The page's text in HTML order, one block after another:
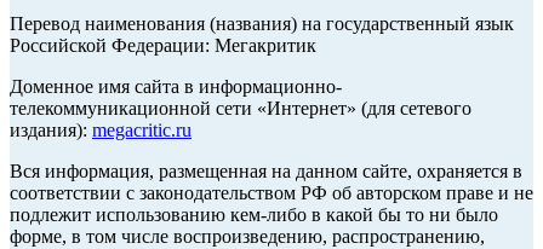
Перевод наименования (названия) на государственный язык
Российской Федерации: Мегакритик
Доменное имя сайта в информационно-
телекоммуникационной сети «Интернет» (для сетевого
издания): megacritic.ru
Вся информация, размещенная на данном сайте, охраняется в
соответствии с законодательством РФ об авторском праве и не
подлежит использованию кем-либо в какой бы то ни было
форме, в том числе воспроизведению, распространению,